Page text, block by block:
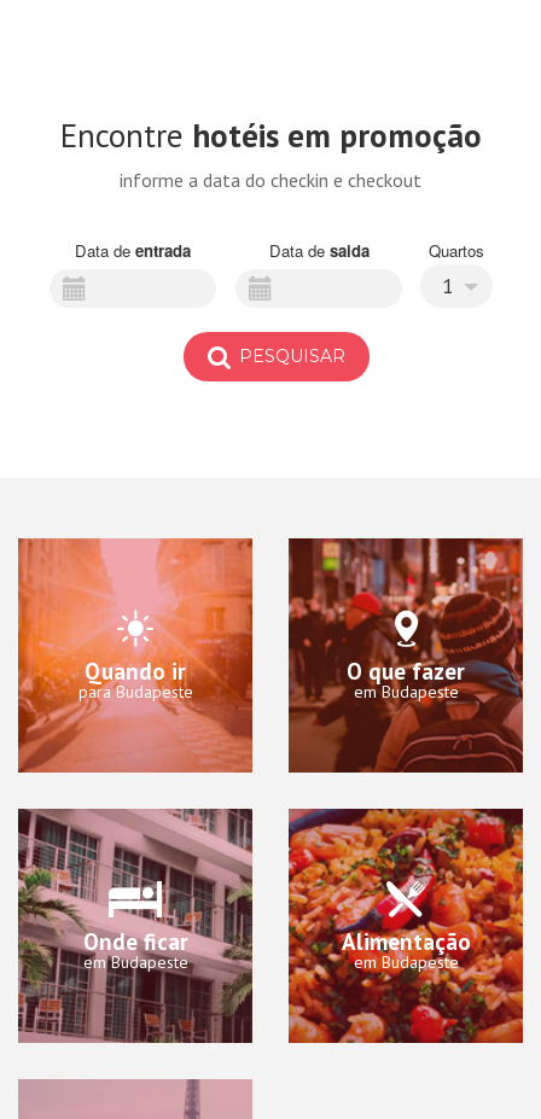
Encontre hotéis em promoção
informe a data do checkin e checkout
Data de entrada Data de saida Quartos
1
PESQUISAR
Quando ir
para Budapeste
O que fazer
em Budapeste
Onde ficar
em Budapeste
Alimentação
em Budapeste